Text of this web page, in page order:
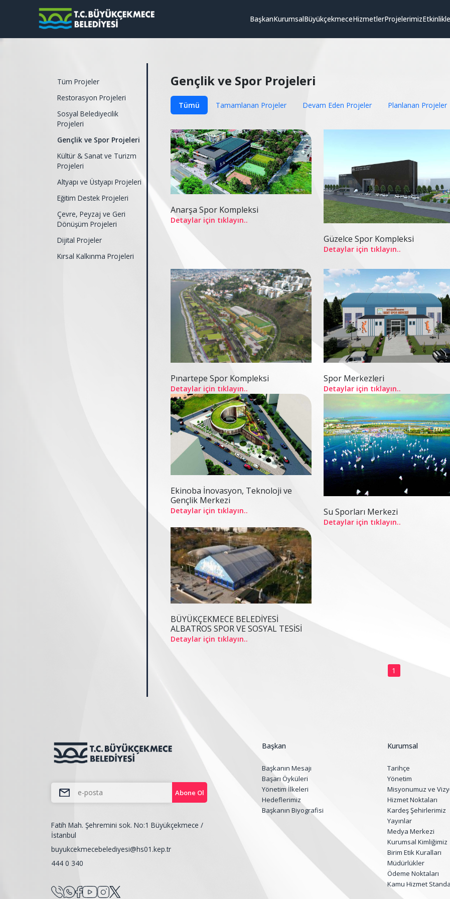
BaşkanKurumsalBüyükçekmeceHizmetlerProjelerimiz
Tüm Projeler
Restorasyon Projeleri
Sosyal Belediyecilik
Projeleri
Gençlik ve Spor Projeleri
Kültür & Sanat ve Turizm
Projeleri
Altyapı ve Üstyapı Projeleri
Eğitim Destek Projeleri
Çevre, Peyzaj ve Geri
Dönüşüm Projeleri
Dijital Projeler
Kırsal Kalkınma Projeleri
Gençlik ve Spor Projeleri
Tümü Tamamlanan Projeler Devam Eden Projeler Planlanan Projeler
Anarşa Spor Kompleksi
Detaylar için tıklayın..
Güzelce Spor Kompleksi
Detaylar için tıklayın..
Pınartepe Spor Kompleksi
Detaylar için tıklayın..
Spor Merkezleri
Detaylar için tıklayın..
Ekinoba İnovasyon, Teknoloji ve
Gençlik Merkezi
Detaylar için tıklayın.. Su Sporları Merkezi
Detaylar için tıklayın..
BÜYÜKÇEKMECE BELEDİYESİ
ALBATROS SPOR VE SOSYAL TESİSİ
Detaylar için tıklayın..
1
Abone Ol
Fatih Mah. Şehremini sok. No:1 Büyükçekmece /
İstanbul
buyukcekmecebelediyesi@hs01.kep.tr
444 0 340
Başkan
Başkanın Mesajı
Başarı Öyküleri
Yönetim İlkeleri
Hedeflerimiz
Başkanın Biyografisi
Kurumsal
Tarihçe
Yönetim
Misyonumuz ve
Hizmet Noktaları
Kardeş Şehirlerimiz
Yayınlar
Medya Merkezi
Kurumsal Kimliğimiz
Birim Etik Kuralları
Müdürlükler
Ödeme Noktaları
Kamu Hizmet